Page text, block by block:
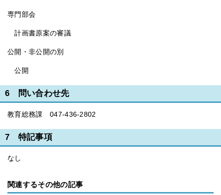
専門部会
計画書原案の審議
公開・非公開の別
公開
6 問い合わせ先
教育総務課 047-436-2802
7 特記事項
なし
関連するその他の記事